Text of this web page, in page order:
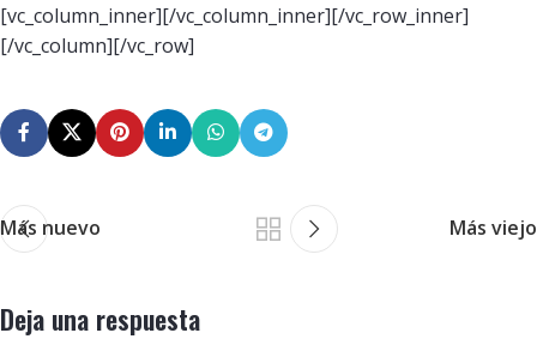
[vc_column_inner][/vc_column_inner][/vc_row_inner]
[/vc_column][/vc_row]
Más nuevo Más viejo
Deja una respuesta